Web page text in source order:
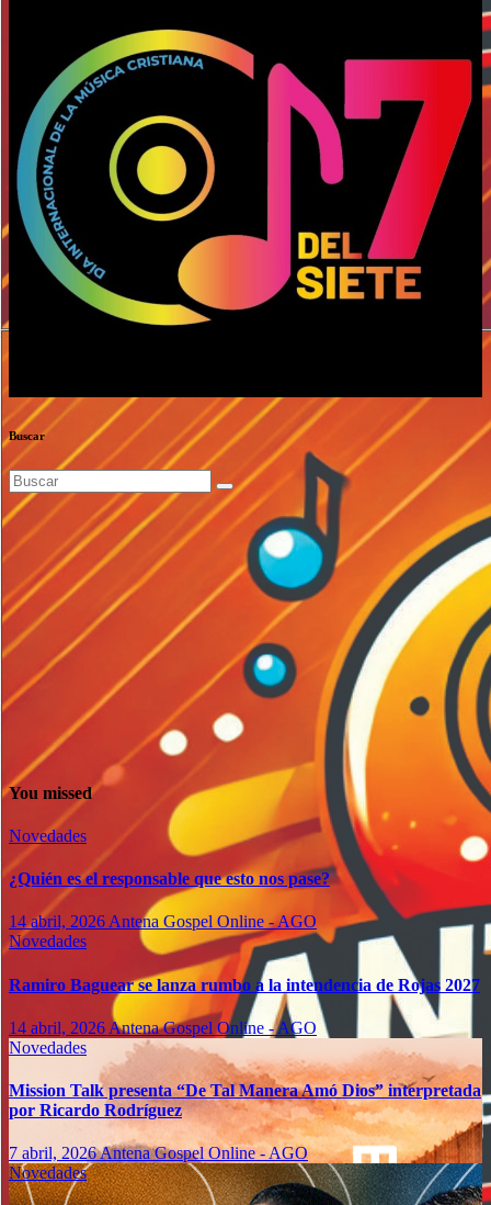
Buscar
You missed
Novedades
¿Quién es el responsable que esto nos pase?
14 abril, 2026Antena Gospel Online - AGO
Novedades
Ramiro Baguear se lanza rumbo a la intendencia de Rojas 2027
14 abril, 2026 Antena Gospel Online - AGO
Novedades
Mission Talk presenta “De Tal Manera Amó Dios” interpretada
por Ricardo Rodríguez
7 abril, 2026Antena Gospel Online - AGO
Novedades